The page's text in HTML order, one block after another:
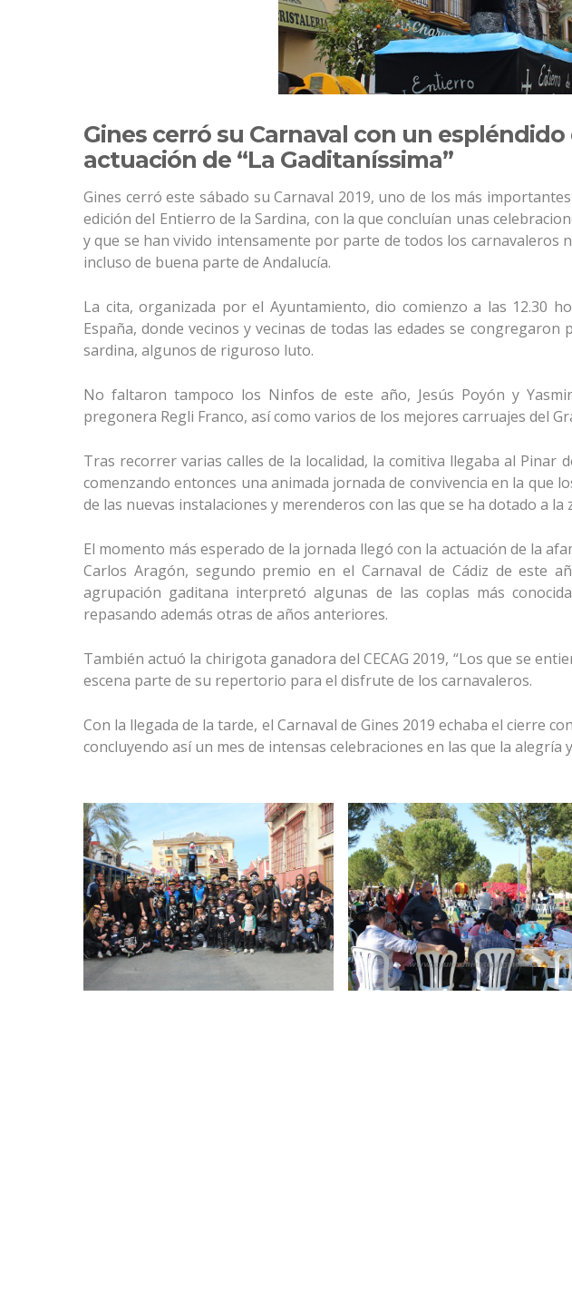
Gines cerró su Carnaval con un
actuación de “La Gaditaníssima”
Gines cerró este sábado su Carnaval 2019, uno de los más
edición del Entierro de la Sardina, con la que concluían unas
y que se han vivido intensamente por parte de todos los carnavaleros
incluso de buena parte de Andalucía.
La cita, organizada por el Ayuntamiento, dio comienzo a las 12.30
España, donde vecinos y vecinas de todas las edades se
sardina, algunos de riguroso luto.
No faltaron tampoco los Ninfos de este año, Jesús Poyón y
pregonera Regli Franco, así como varios de los mejores carruajes del
Tras recorrer varias calles de la localidad, la comitiva llegaba al Pinar
comenzando entonces una animada jornada de convivencia en la que
de las nuevas instalaciones y merenderos con las que se ha dotado a la
El momento más esperado de la jornada llegó con la actuación de la
Carlos Aragón, segundo premio en el Carnaval de Cádiz de este
agrupación gaditana interpretó algunas de las coplas más
repasando además otras de años anteriores.
También actuó la chirigota ganadora del CECAG 2019, “Los que se
escena parte de su repertorio para el disfrute de los carnavaleros.
Con la llegada de la tarde, el Carnaval de Gines 2019 echaba el cierre
concluyendo así un mes de intensas celebraciones en las que la